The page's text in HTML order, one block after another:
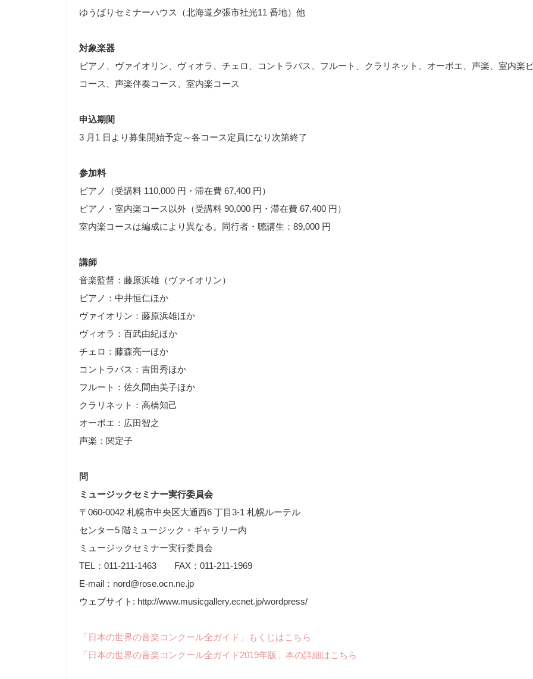
ゆうばりセミナーハウス（北海道夕張市社光11 番地）他
対象楽器
ピアノ、ヴァイオリン、ヴィオラ、チェロ、コントラバス、フルート、クラリネット、オーボエ、声楽、室内楽
コース、声楽伴奏コース、室内楽コース
申込期間
3 月1 日より募集開始予定～各コース定員になり次第終了
参加料
ピアノ（受講料 110,000 円・滞在費 67,400 円）
ピアノ・室内楽コース以外（受講料 90,000 円・滞在費 67,400 円）
室内楽コースは編成により異なる。同行者・聴講生：89,000 円
講師
音楽監督：藤原浜雄（ヴァイオリン）
ピアノ：中井恒仁ほか
ヴァイオリン：藤原浜雄ほか
ヴィオラ：百武由紀ほか
チェロ：藤森亮一ほか
コントラバス：吉田秀ほか
フルート：佐久間由美子ほか
クラリネット：高橋知己
オーボエ：広田智之
声楽：関定子
問
ミュージックセミナー実行委員会
〒060-0042 札幌市中央区大通西6 丁目3-1 札幌ルーテル
センター5 階ミュージック・ギャラリー内
ミュージックセミナー実行委員会
TEL：011-211-1463 FAX：011-211-1969
E-mail：nord@rose.ocn.ne.jp
ウェブサイト: http://www.musicgallery.ecnet.jp/wordpress/
「日本の世界の音楽コンクール全ガイド」もくじはこちら
「日本の世界の音楽コンクール全ガイド2019年版」本の詳細はこちら